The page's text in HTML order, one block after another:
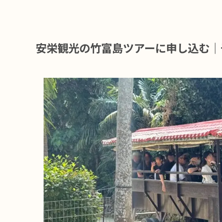
安栄観光の竹富島ツアーに申し込む